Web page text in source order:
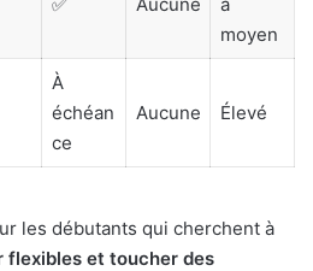
moyen
À
échéan
ce
Aucune Élevé
les débutants qui cherchent à
flexibles et toucher des